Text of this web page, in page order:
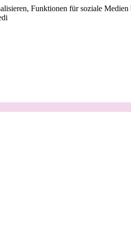
Funktionen für soziale Medien